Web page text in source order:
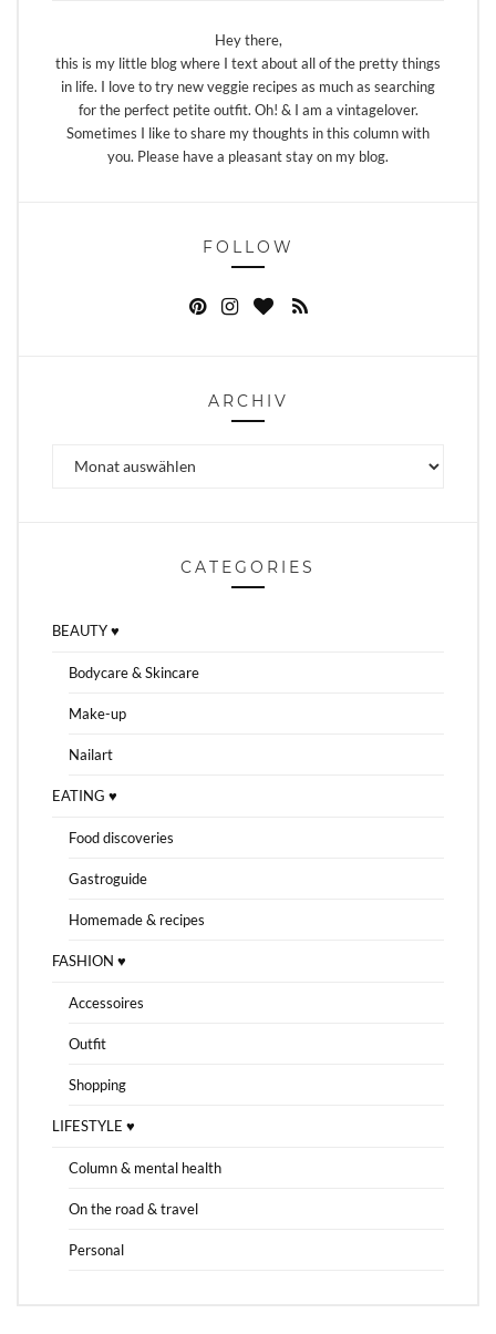
Hey there,
this is my little blog where I text about all of the pretty things
in life. I love to try new veggie recipes as much as searching
for the perfect petite outfit. Oh! & I am a vintagelover.
Sometimes I like to share my thoughts in this column with
you. Please have a pleasant stay on my blog.
FOLLOW
ARCHIV
CATEGORIES
BEAUTY ♥
Bodycare & Skincare
Make-up
Nailart
EATING ♥
Food discoveries
Gastroguide
Homemade & recipes
FASHION ♥
Accessoires
Outfit
Shopping
LIFESTYLE ♥
Column & mental health
On the road & travel
Personal